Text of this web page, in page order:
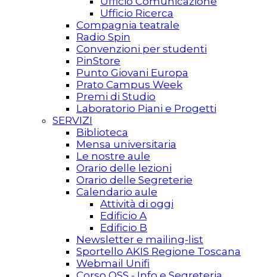
Ufficio Ricerca
Compagnia teatrale
Radio Spin
Convenzioni per studenti
PinStore
Punto Giovani Europa
Prato Campus Week
Premi di Studio
Laboratorio Piani e Progetti
SERVIZI
Biblioteca
Mensa universitaria
Le nostre aule
Orario delle lezioni
Orario delle Segreterie
Calendario aule
Attività di oggi
Edificio A
Edificio B
Newsletter e mailing-list
Sportello AKIS Regione Toscana
Webmail Unifi